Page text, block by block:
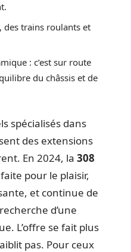
des trains roulants et
: c’est sur route
du châssis et de
spécialisés dans
des extensions
En 2024, la 308
pour le plaisir,
et continue de
d’une
L’offre se fait plus
pas. Pour ceux